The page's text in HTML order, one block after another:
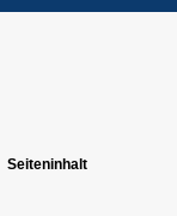
Seiteninhalt